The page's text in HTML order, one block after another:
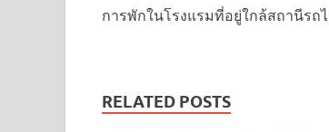
การพักในโรงแรมที่อยู่ใกล้สถานีรถ
RELATED POSTS